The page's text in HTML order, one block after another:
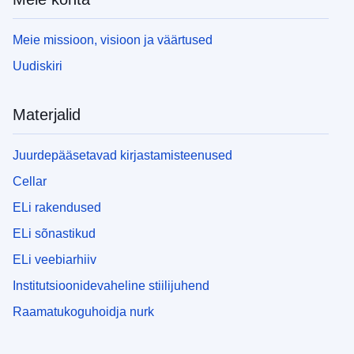
Meie missioon, visioon ja väärtused
Uudiskiri
Materjalid
Juurdepääsetavad kirjastamisteenused
Cellar
ELi rakendused
ELi sõnastikud
ELi veebiarhiiv
Institutsioonidevaheline stiilijuhend
Raamatukoguhoidja nurk